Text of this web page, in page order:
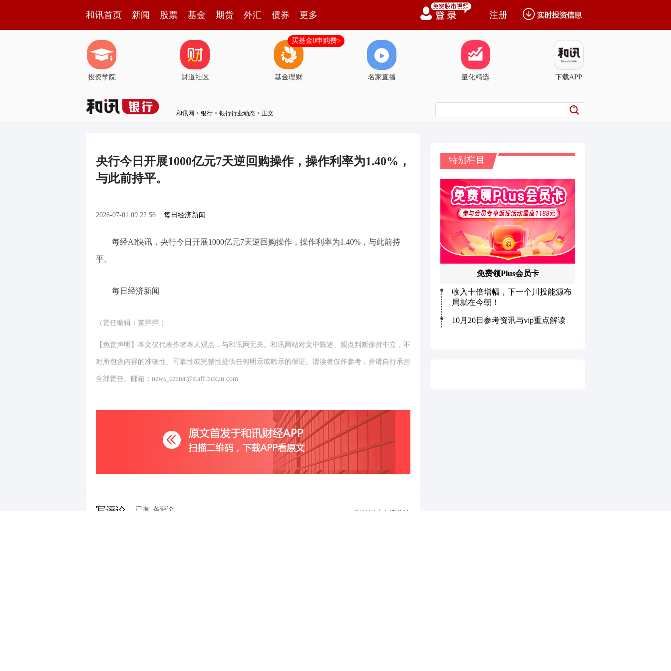
和讯首页 新闻 股票 基金 期货 外汇 债券 更多 注册
投资学院 财道社区 基金理财
买基金0申购费>
名家直播 量化精选 下载APP
和讯网 > 银行 > 银行行业动态 > 正文
央行今日开展1000亿元7天逆回购操作，操作利率为1.40%，
与此前持平。
2026-07-01 09:22:56 每日经济新闻
每经AI快讯，央行今日开展1000亿元7天逆回购操作，操作利率为1.40%，与此前持
平。
每日经济新闻
（责任编辑：董萍萍 ）
【免责声明】本文仅代表作者本人观点，与和讯网无关。和讯网站对文中陈述、观点判断保持中立，不
对所包含内容的准确性、可靠性或完整性提供任何明示或暗示的保证。请读者仅作参考，并请自行承担
全部责任。邮箱：news_center@staff.hexun.com
写评论 已有 条评论 跟帖用户自律公约